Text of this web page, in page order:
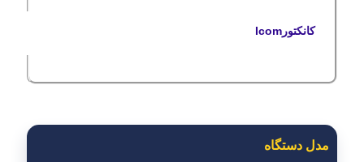
کانکتورIcom
مدل دستگاه